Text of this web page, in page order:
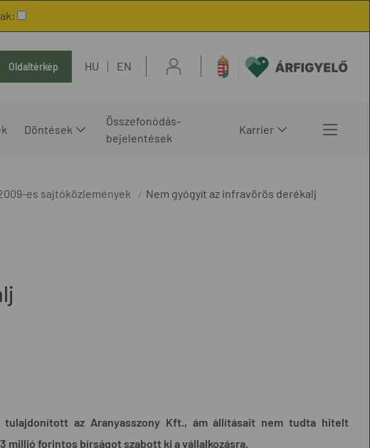
Oldaltérkép HU EN
Döntések
Összefonódás-
bejelentések
Karrier
es sajtóközlemények
Nem gyógyít az infravörös derékalj
az Aranyasszony Kft., ám állításait nem tudta hitelt
millió forintos bírságot szabott ki a vállalkozásra.